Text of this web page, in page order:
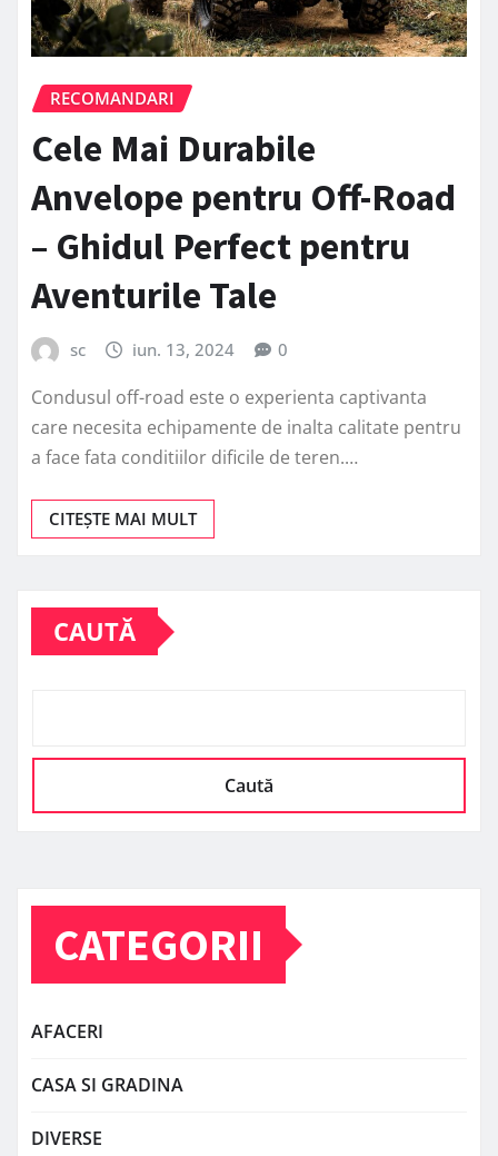
RECOMANDARI
Cele Mai Durabile
Anvelope pentru Off-Road
– Ghidul Perfect pentru
Aventurile Tale
sc iun. 13, 2024 0
Condusul off-road este o experienta captivanta
care necesita echipamente de inalta calitate pentru
a face fata conditiilor dificile de teren.…
CITEȘTE MAI MULT
CAUTĂ
Caută
CATEGORII
AFACERI
CASA SI GRADINA
DIVERSE